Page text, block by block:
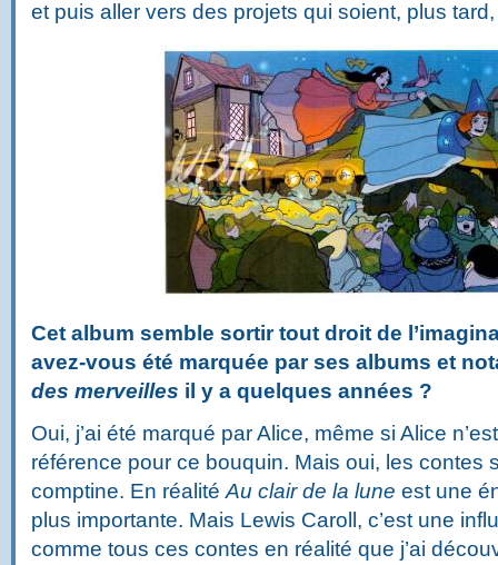
et puis aller vers des projets qui soient, plus tard,
Cet album semble sortir tout droit de
avez-vous été marquée par ses albums et
des merveilles il y a quelques années ?
Oui, j’ai été marqué par Alice, même si Alice
référence pour ce bouquin. Mais oui, les contes
comptine. En réalité Au clair de la lune est une
plus importante. Mais Lewis Caroll, c’est une
comme tous ces contes en réalité que j’ai